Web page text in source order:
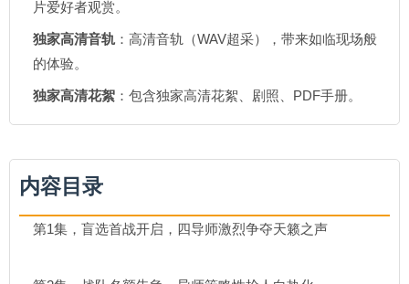
片爱好者观赏。
独家高清音轨 ：高清音轨（WAV超采），带来如临现场般
的体验。
独家高清花絮 ：包含独家高清花絮、剧照、PDF手册。
内容目录
第1集，盲选首战开启，四导师激烈争夺天籁之声